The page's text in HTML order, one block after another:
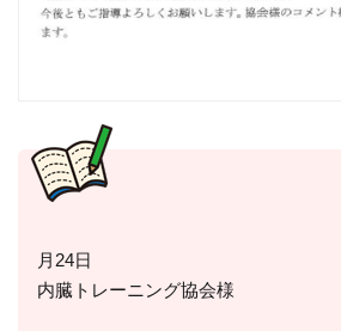
令和4
月24日
内臓トレーニング協会様
大分